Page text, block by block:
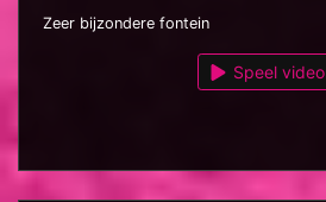
Zeer bijzondere fontein
Speel video